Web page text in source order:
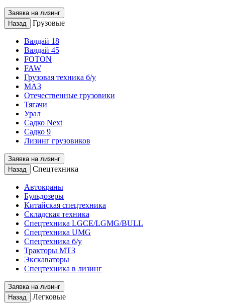
Заявка на лизинг
Назад
Грузовые
Валдай 18
Валдай 45
FOTON
FAW
Грузовая техника б/у
МАЗ
Отечественные грузовики
Тягачи
Урал
Садко Next
Садко 9
Лизинг грузовиков
Заявка на лизинг
Назад
Спецтехника
Автокраны
Бульдозеры
Китайская спецтехника
Складская техника
Спецтехника LGCE/LGMG/BULL
Спецтехника UMG
Спецтехника б/у
Тракторы МТЗ
Экскаваторы
Спецтехника в лизинг
Заявка на лизинг
Назад
Легковые